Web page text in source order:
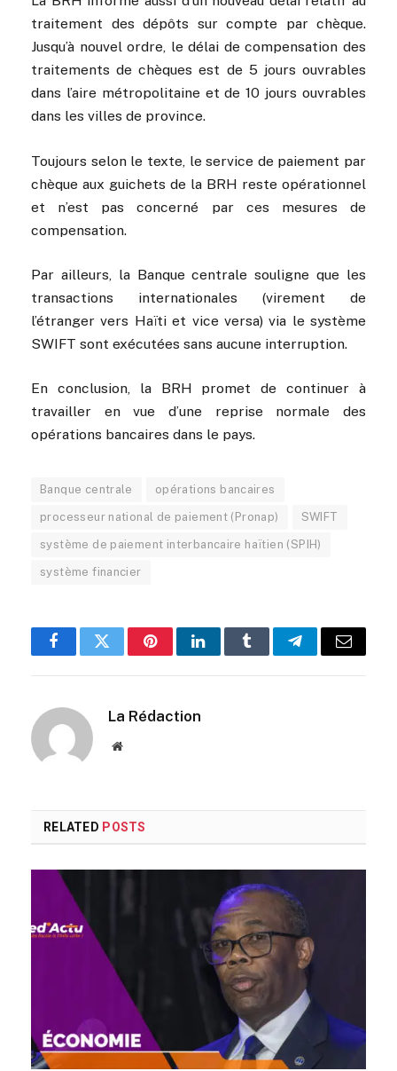
traitement des dépôts sur compte par chèque.
Jusqu’à nouvel ordre, le délai de compensation des
traitements de chèques est de 5 jours ouvrables
dans l’aire métropolitaine et de 10 jours ouvrables
dans les villes de province.
Toujours selon le texte, le service de paiement par
chèque aux guichets de la BRH reste opérationnel
et n’est pas concerné par ces mesures de
compensation.
Par ailleurs, la Banque centrale souligne que les
transactions internationales (virement de
l’étranger vers Haïti et vice versa) via le système
SWIFT sont exécutées sans aucune interruption.
En conclusion, la BRH promet de continuer à
travailler en vue d’une reprise normale des
opérations bancaires dans le pays.
Banque centrale opérations bancaires
processeur national de paiement (Pronap) SWIFT
système de paiement interbancaire haïtien (SPIH)
système financier
FacebookTwitterPinterestLinkedInTumblrTelegramEmail
La Rédaction
Website
RELATED POSTS